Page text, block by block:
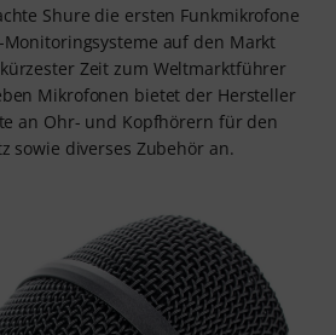
Shure die ersten Funkmikrofone
auf den Markt
Zeit zum Weltmarktführer
Mikrofonen bietet der Hersteller
an Ohr- und Kopfhörern für den
sowie diverses Zubehör an.